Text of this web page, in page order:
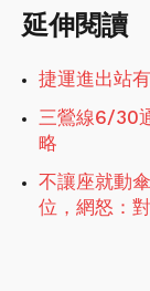
延伸閱讀
捷運進出站
三鶯線6/30
略
不讓座就動
位，網怒：